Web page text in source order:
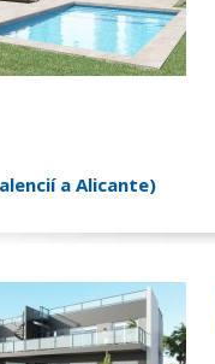
a Alicante)